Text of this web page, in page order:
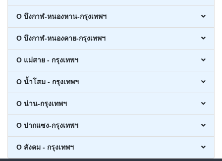
O บึงกาฬ-หนองหาน-กรุงเทพฯ
O บึงกาฬ-หนองคาย-กรุงเทพฯ
O แม่สาย - กรุงเทพฯ
O น้ำโสม - กรุงเทพฯ
O น่าน-กรุงเทพฯ
O ปากแซง-กรุงเทพฯ
O สังคม - กรุงเทพฯ